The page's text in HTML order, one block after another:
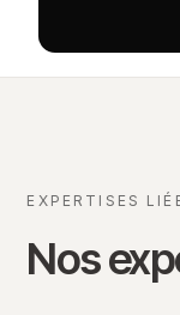
EXPERTISES
Nos